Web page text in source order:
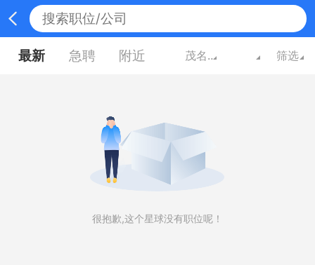
最新 急聘 附近 茂名广东 筛选
很抱歉,这个星球没有职位呢！